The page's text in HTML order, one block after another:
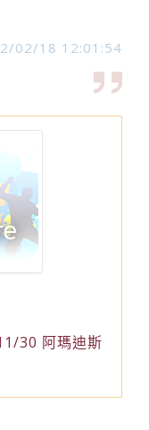
02/18 12:01:54
30 阿瑪迪斯